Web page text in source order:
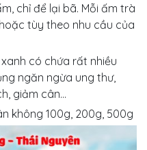
chỉ để lại bã. Mỗi ấm trà
tùy theo nhu cầu của
có chứa rất nhiều
ngăn ngừa ung thư,
giảm cân...
không 100g, 200g, 500g